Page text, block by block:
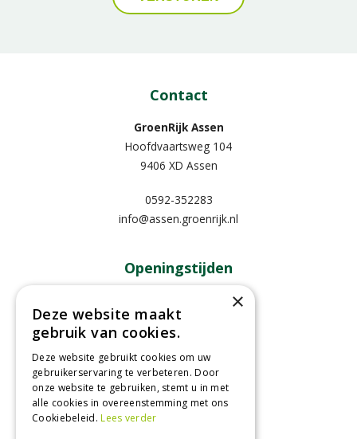
Contact
GroenRijk Assen
Hoofdvaartsweg 104
9406 XD Assen
0592-352283
info@assen.groenrijk.nl
Openingstijden
09:00 - 18:00
Dinsdag
Woensdag
Donderdag
09:00 - 18:00
Vrijdag
09:00 - 18:00
Zaterdag
09:00 - 17:00
Toon alle openingstijden
×
Deze website maakt
gebruik van cookies.
Deze website gebruikt cookies om uw
gebruikerservaring te verbeteren. Door
onze website te gebruiken, stemt u in met
alle cookies in overeenstemming met ons
Cookiebeleid.Lees verder